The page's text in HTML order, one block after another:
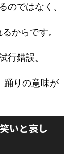
のではなく、
からです。
行錯誤。
踊りの意味が
いと哀し